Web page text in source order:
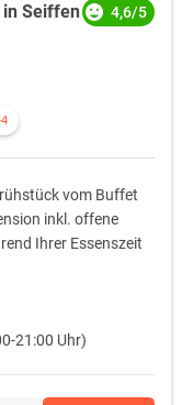
in Seiffen 4,6/5
vom Buffet
inkl. offene
Ihrer Essenszeit
21:00 Uhr)